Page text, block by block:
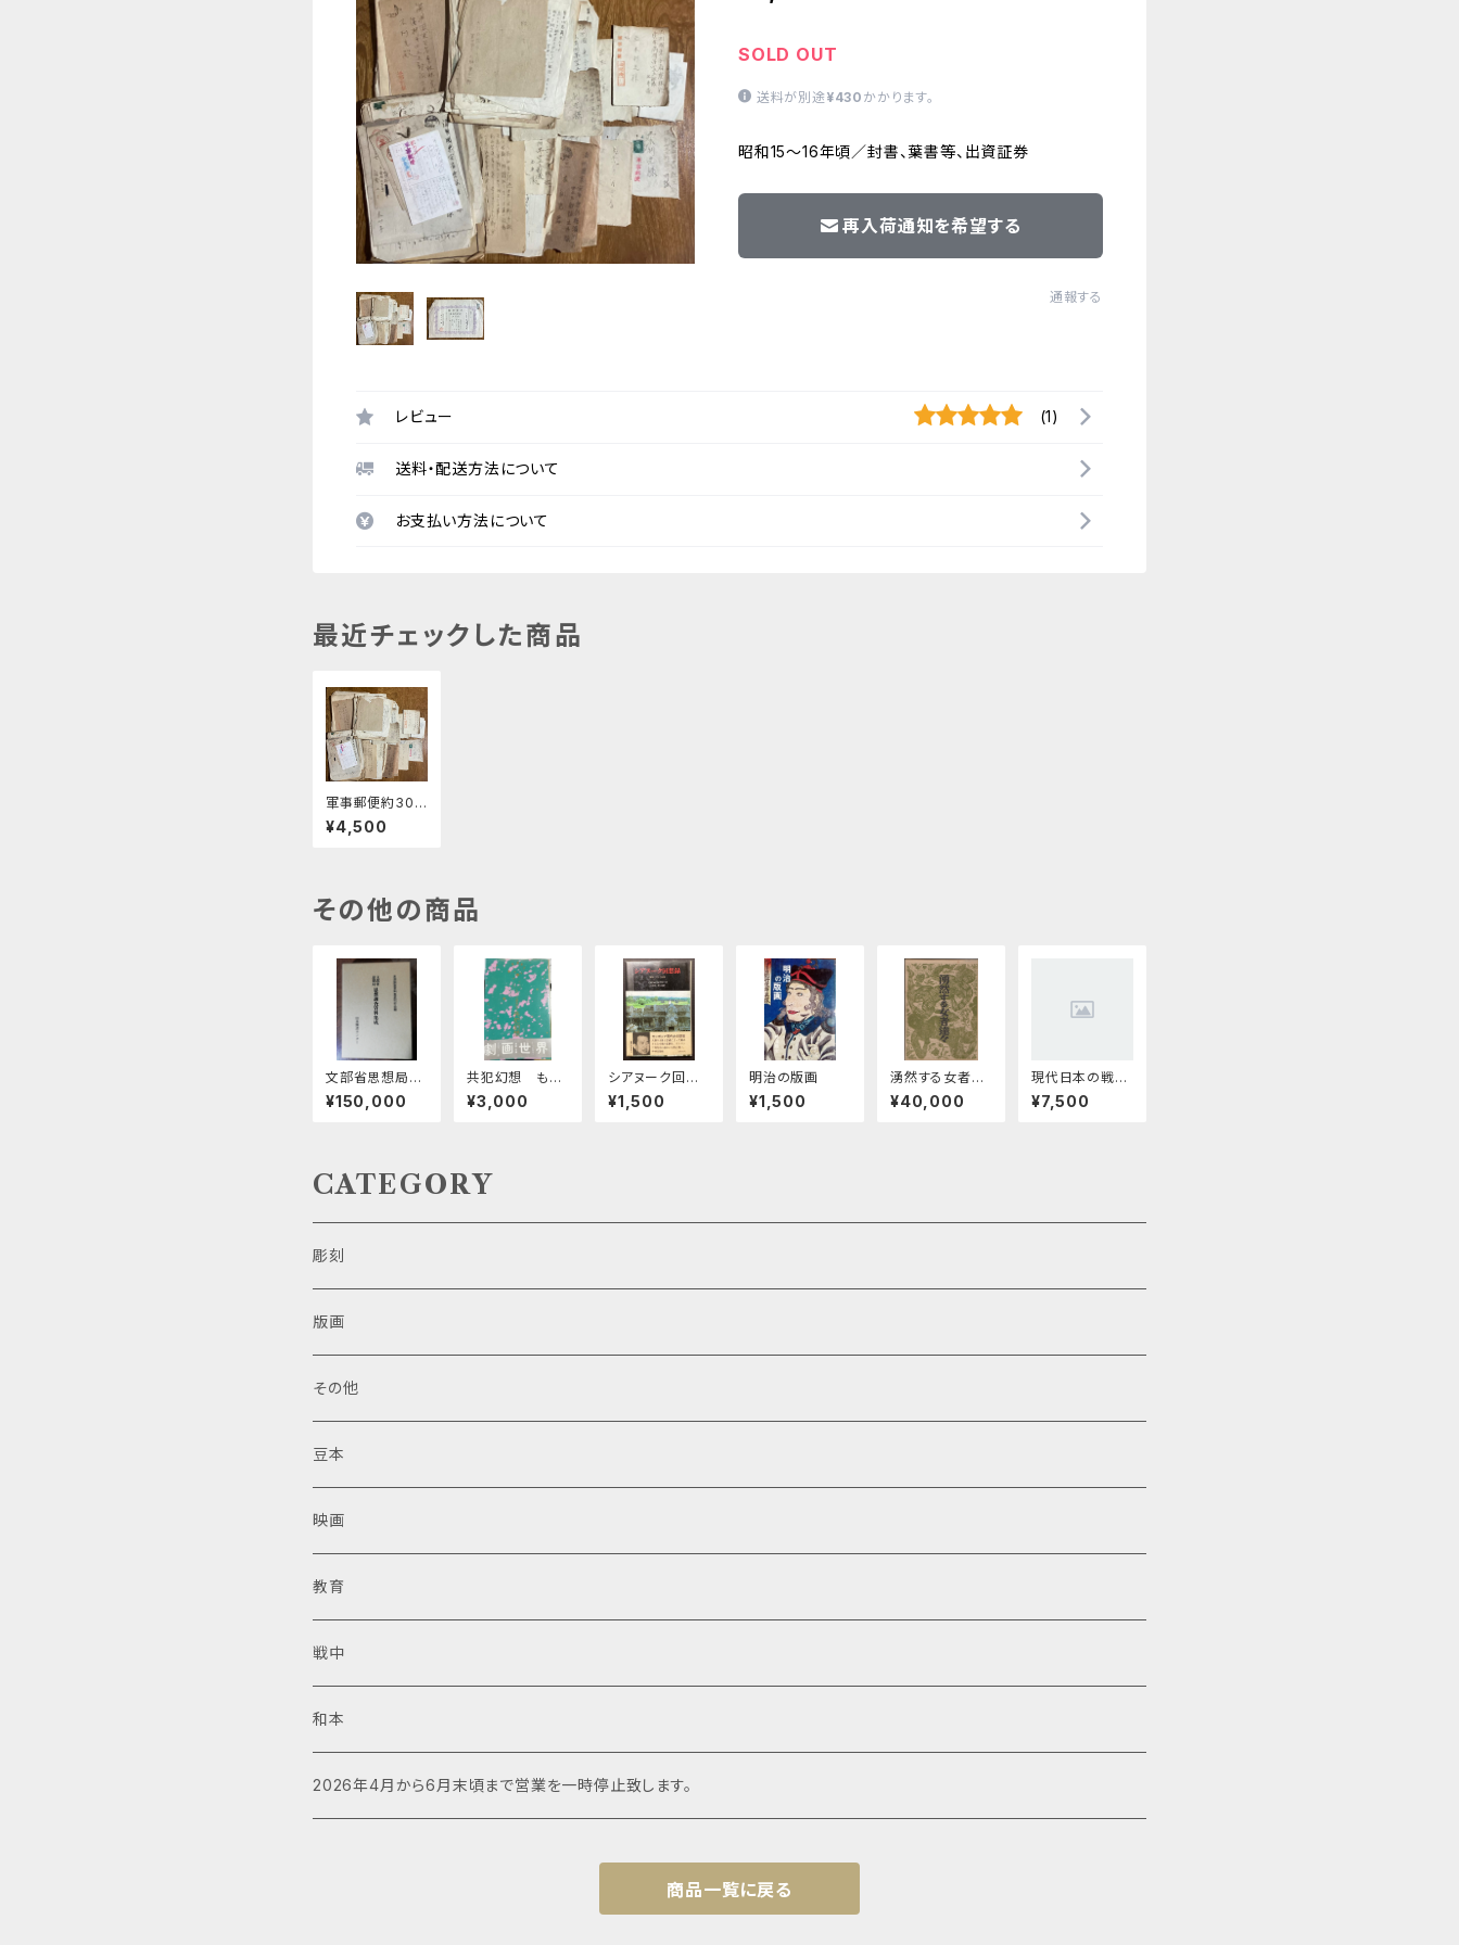
SOLD OUT
送料が別途 ¥430 かかります。
昭和15〜16年頃／封書、葉書等、出資証券
再入荷通知を希望する
通報する
レビュー (1)
送料・配送方法について
お支払い方法について
最近チェックした商品
軍事郵便約30
点
¥4,500
その他の商品
文部省思想局
思想調査資料集
成 全28巻
¥150,000
共犯幻想 もう
一つの劇画世
界 上・中・下巻
¥3,000
シアヌーク回想
録 戦争…そし
て希望
¥1,500
明治の版画
¥1,500
湧然する女者
達々
¥40,000
現代日本の戦争
文学
¥7,500
CATEGORY
彫刻
版画
その他
豆本
映画
教育
戦中
和本
2026年4月から6月末頃まで営業を一時停止致します。
商品一覧に戻る